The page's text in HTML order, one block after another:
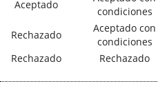
Aceptado
condiciones
Rechazado
Aceptado con
condiciones
Rechazado
Rechazado